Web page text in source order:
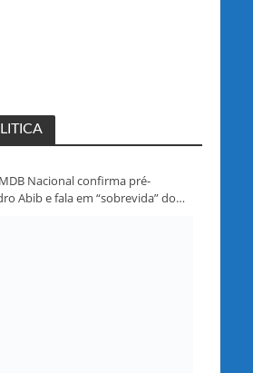
Nacional confirma pré-
Abib e fala em “sobrevida” do